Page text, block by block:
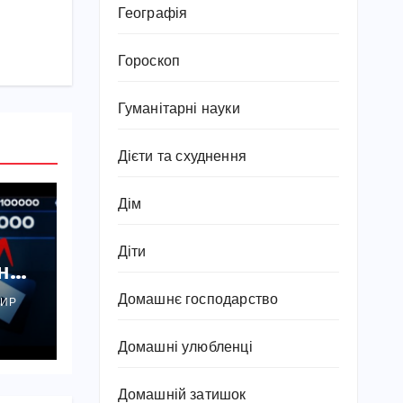
Географія
Гороскоп
Гуманітарні науки
Дієти та схуднення
Дім
Діти
Домашнє господарство
Домашні улюбленці
Домашній затишок